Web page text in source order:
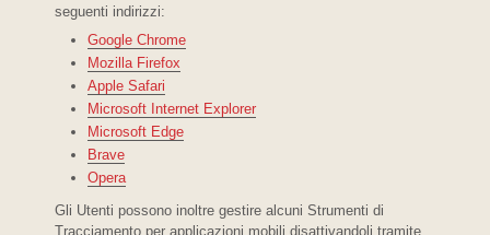
seguenti indirizzi:
Google Chrome
Mozilla Firefox
Apple Safari
Microsoft Internet Explorer
Microsoft Edge
Brave
Opera
Gli Utenti possono inoltre gestire alcuni Strumenti di
Tracciamento per applicazioni mobili disattivandoli tramite